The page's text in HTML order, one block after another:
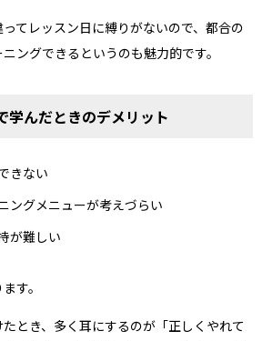
てレッスン日に縛りがないので、都合の
ングできるというのも魅力的です。
学んだときのデメリット
きない
ングメニューが考えづらい
が難しい
す。
とき、多く耳にするのが「正しくやれて